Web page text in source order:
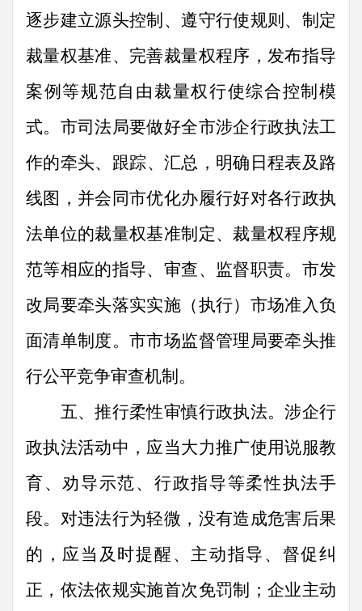
逐步建立源头控制、遵守行使规则、制定
裁量权基准、完善裁量权程序，发布指导
案例等规范自由裁量权行使综合控制模
式。市司法局要做好全市涉企行政执法工
作的牵头、 跟踪、汇总，明确日程表及路
线图，并会同市优化办履行好对各行政执
法单位的裁量权基准制定、裁量权程序规
范等相应的指导、审查、监督职责。市发
改局要牵头落实实施（执行）市场准入负
面清单制度。市市场监督管理局要牵头推
行公平竞争审查机制。
五、推行柔性审慎行政执法。涉企行
政执法活动中，应当大力推广使用说服教
育、劝导示范、行政指导等柔性执法手
段。对违法行为轻微，没有造成危害后果
的，应当及时提醒、主动指导、督促纠
正，依法依规实施首次免罚制；企业主动